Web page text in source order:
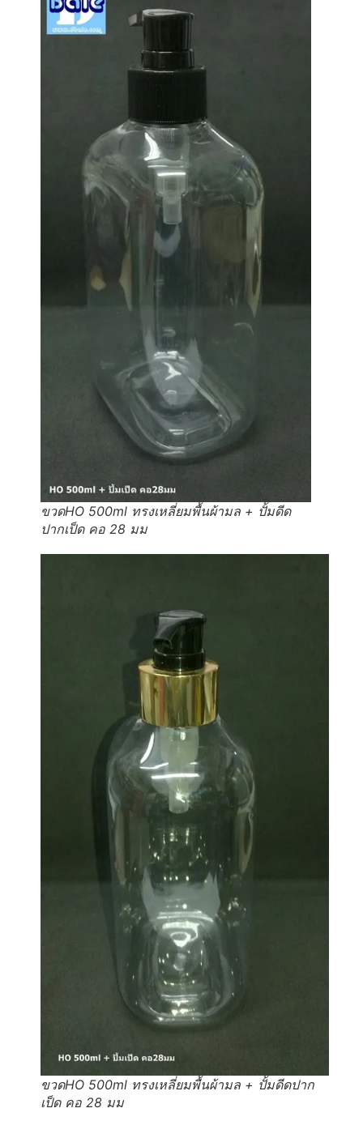
ขวดHO 500ml ทรงเหลี่ยมพื้นผ้ามล + ปั้มดีด
ปากเป็ด คอ 28 มม
ขวดHO 500ml ทรงเหลี่ยมพื้นผ้ามล + ปั้มดีดปาก
เป็ด คอ 28 มม